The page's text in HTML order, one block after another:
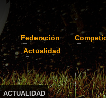
Federación
Actualidad
ACTUALIDAD